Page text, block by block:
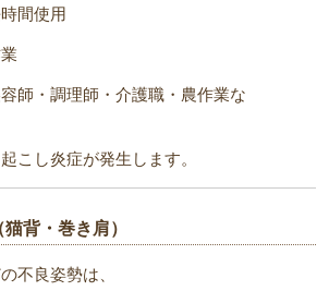
間使用
師・調理師・介護職・農作業な
こし炎症が発生します。
背・巻き肩）
不良姿勢は、